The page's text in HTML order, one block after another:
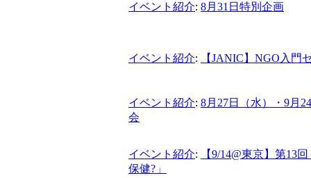
イベント紹介: 8月31日特別企画
イベント紹介: 【JANIC】NGO入門
イベント紹介: 8月27日（水）・9月
会
イベント紹介:
【9/14@東京】第13
保健?」